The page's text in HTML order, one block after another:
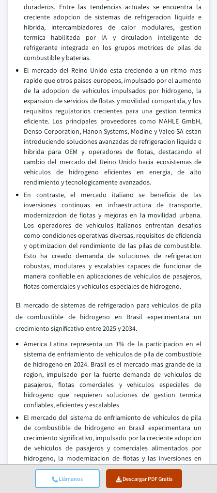
Llámanos Descargar PDF Gratis
duraderos. Entre las tendencias actuales se encuentra la
creciente adopcion de sistemas de refrigeracion liquida e
hibrida, intercambiadores de calor modulares, gestion
termica habilitada por IA y circulacion inteligente de
refrigerante integrada en los grupos motrices de pilas de
combustible y baterias.
El mercado del Reino Unido esta creciendo a un ritmo mas
rapido que otros paises europeos, impulsado por el aumento
de la adopcion de vehiculos impulsados por hidrogeno, la
expansion de servicios de flotas y movilidad compartida, y los
requisitos regulatorios crecientes para una gestion termica
eficiente. Los principales proveedores como MAHLE GmbH,
Denso Corporation, Hanon Systems, Modine y Valeo SA estan
introduciendo soluciones avanzadas de refrigeracion liquida e
hibrida para OEM y operadores de flotas, destacando el
cambio del mercado del Reino Unido hacia ecosistemas de
vehiculos de hidrogeno eficientes en energia, de alto
rendimiento y tecnologicamente avanzados.
En contraste, el mercado italiano se beneficia de las
inversiones continuas en infraestructura de transporte,
modernizacion de flotas y mejoras en la movilidad urbana.
Los operadores de vehiculos italianos enfrentan desafios
como condiciones operativas diversas, requisitos de eficiencia
y optimizacion del rendimiento de las pilas de combustible.
Esto ha creado demanda de soluciones de refrigeracion
robustas, modulares y escalables capaces de funcionar de
manera confiable en aplicaciones de vehiculos de pasajeros,
flotas comerciales y vehiculos especiales de hidrogeno.
El mercado de sistemas de refrigeracion para vehiculos de pila
de combustible de hidrogeno en Brasil experimentara un
crecimiento significativo entre 2025 y 2034.
America Latina representa un 1% de la participacion en el
sistema de enfriamiento de vehiculos de pila de combustible
de hidrogeno en 2024. Brasil es el mercado mas grande de la
region, impulsado por la fuerte demanda de vehiculos de
pasajeros, flotas comerciales y vehiculos especiales de
hidrogeno que requieren soluciones de gestion termica
confiables, eficientes y escalables.
El mercado del sistema de enfriamiento de vehiculos de pila
de combustible de hidrogeno en Brasil experimentara un
crecimiento significativo, impulsado por la creciente adopcion
de vehiculos de pasajeros y comerciales alimentados por
hidrogeno, la modernizacion de flotas y las inversiones en
expansion de la infraestructura de repostaje de hidrogeno.
Los OEM, operadores de flotas y proveedores de servicios de
movilidad buscan soluciones de enfriamiento capaces de